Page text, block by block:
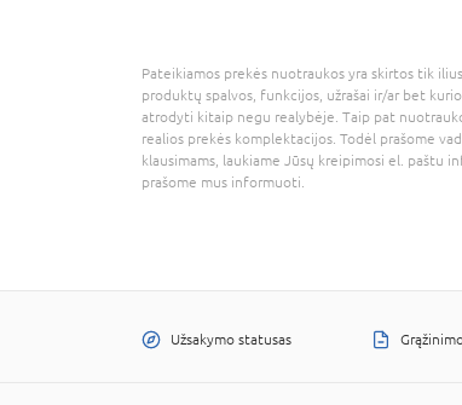
Pateikiamos prekės nuotraukos yra skirtos tik
produktų spalvos, funkcijos, užrašai ir/ar bet
atrodyti kitaip negu realybėje. Taip pat
realios prekės komplektacijos. Todėl prašome
klausimams, laukiame Jūsų kreipimosi el. paštu
prašome mus informuoti.
Užsakymo statusas